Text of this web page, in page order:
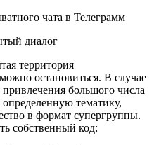
диалог
территория
остановиться. В случае
большого числа
тематику,
в формат супергруппы.
собственный код: